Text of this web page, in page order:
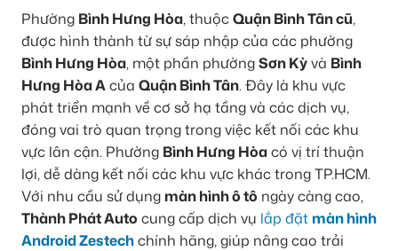
Phường Bình Hưng Hòa, thuộcQuận Bình Tân cũ,
được hình thành từ sự sáp nhập của các phường
Bình Hưng Hòa, một phần phườngSơn Kỳvà Bình
Hưng Hòa Acủa Quận Bình Tân. Đây là khu vực
phát triển mạnh về cơ sở hạ tầng và các dịch vụ,
đóng vai trò quan trọng trong việc kết nối các khu
vực lân cận. Phường Bình Hưng Hòacó vị trí thuận
lợi, dễ dàng kết nối các khu vực khác trong TP.HCM.
Với nhu cầu sử dụng màn hình ô tô ngày càng cao,
Thành Phát Auto cung cấp dịch vụ lắp đặt màn hình
Android Zestechchính hãng, giúp nâng cao trải